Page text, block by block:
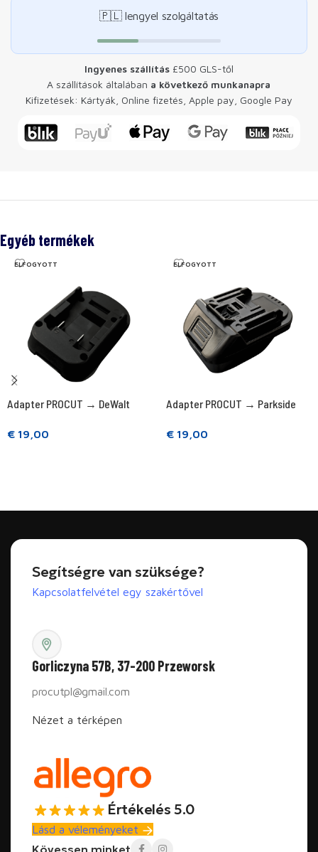
🇵🇱 lengyel szolgáltatás
Ingyenes szállítás £500 GLS-től
A szállítások általában a következő munkanapra
Kifizetések: Kártyák, Online fizetés, Apple pay, Google Pay
Egyéb termékek
ELFOGYOTT
Adapter PROCUT → DeWalt
€ 19,00
ELFOGYOTT
Adapter PROCUT → Parkside
€ 19,00
Segítségre van szüksége?
Kapcsolatfelvétel egy szakértővel
Gorliczyna 57B, 37-200 Przeworsk
procutpl@gmail.com
Nézet a térképen
Értékelés 5.0
Lásd a véleményeket
Kövessen minket